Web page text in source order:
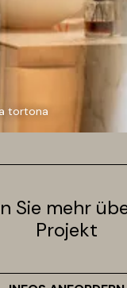
tortona
Sie mehr
Projekt